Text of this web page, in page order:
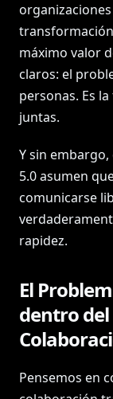
máximo valor
claros: el
personas. Es
juntas.
Y sin
5.0 asumen
comunicarse
rapidez.
El
dentro
Pensemos en